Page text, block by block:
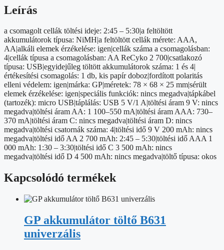
2700mAh
mennyiség
Leírás
a csomagolt cellák töltési ideje: 2:45 – 5:30|a feltöltött
akkumulátorok típusa: NiMH|a feltöltött cellák mérete: AAA,
AA|alkáli elemek érzékelése: igen|cellák száma a csomagolásban:
4|cellák típusa a csomagolásban: AA ReCyko 2 700|csatlakozó
típusa: USB|egyidejűleg töltött akkumulátorok száma: 1 és 4|
értékesítési csomagolás: 1 db, kis papír doboz|fordított polaritás
elleni védelem: igen|márka: GP|méretek: 78 × 68 × 25 mm|sérült
elemek érzékelése: igen|speciális funkciók: nincs megadva|tápkábel
(tartozék): micro USB|táplálás: USB 5 V/1 A|töltési áram 9 V: nincs
megadva|töltési áram AA: 1 100–550 mA|töltési áram AAA: 730–
370 mA|töltési áram C: nincs megadva|töltési áram D: nincs
megadva|töltési csatornák száma: 4|töltési idő 9 V 200 mAh: nincs
megadva|töltési idő AA 2 700 mAh: 2:45 – 5:30|töltési idő AAA 1
000 mAh: 1:30 – 3:30|töltési idő C 3 500 mAh: nincs
megadva|töltési idő D 4 500 mAh: nincs megadva|töltő típusa: okos
Kapcsolódó termékek
GP akkumulátor töltő B631
univerzális